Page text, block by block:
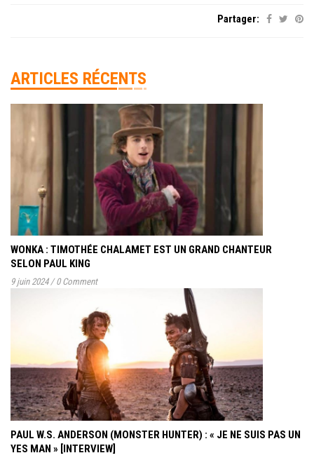
Partager:
ARTICLES RÉCENTS
WONKA : TIMOTHÉE CHALAMET EST UN GRAND CHANTEUR
SELON PAUL KING
9 juin 2024 / 0 Comment
PAUL W.S. ANDERSON (MONSTER HUNTER) : « JE NE SUIS PAS UN
YES MAN » [INTERVIEW]